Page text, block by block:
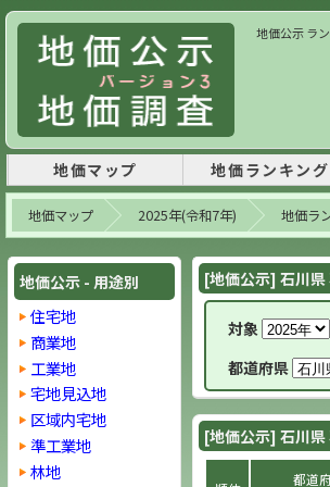
地価公示 ラ
地価マップ 地価ランキング
地価マップ 2025年(令和7年) 地価ラ
地価公示 - 用途別
住宅地
商業地
工業地
宅地見込地
区域内宅地
準工業地
林地
[地価公示] 石川
対象
都道府県
[地価公示] 石川
都道